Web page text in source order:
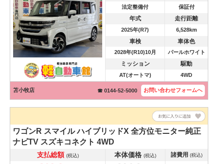
法定整備付 保証付
年式 走行距離
2025年(R7) 6,528km
車検 車体色
2028年(R10)10月 パールホワイト
ミッション 駆動
AT(オートマ) 4WD
苫小牧店 ☎ 0144-52-5000 お問い合わせフォームへ
ワゴンR スマイルハイブリッドX 全方位モニター純正
ナビTV スズキコネクト 4WD
支払総額 (税込) 本体価格 (税込) 諸費用 (税込)